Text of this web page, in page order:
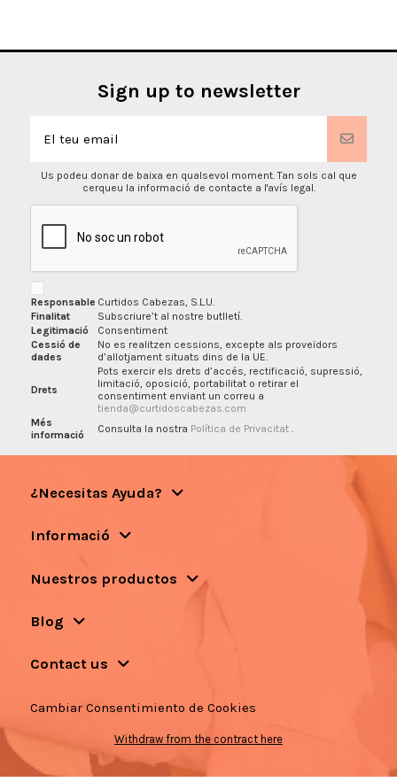
Sign up to newsletter
Us podeu donar de baixa en qualsevol moment. Tan sols cal que
cerqueu la informació de contacte a l'avís legal.
Responsable Curtidos Cabezas, S.L.U.
Finalitat
Subscriure’t al nostre butlletí.
Legitimació
Consentiment
Cessió de
dades
No es realitzen cessions, excepte als proveïdors
d’allotjament situats dins de la UE.
Drets
Pots exercir els drets d’accés, rectificació, supressió,
limitació, oposició, portabilitat o retirar el
consentiment enviant un correu a
tienda@curtidoscabezas.com
Més
informació
Consulta la nostra Política de Privacitat
¿Necesitas Ayuda?
Informació
Nuestros productos
Blog
Contact us
Cambiar Consentimiento de Cookies
Withdraw from the contract here